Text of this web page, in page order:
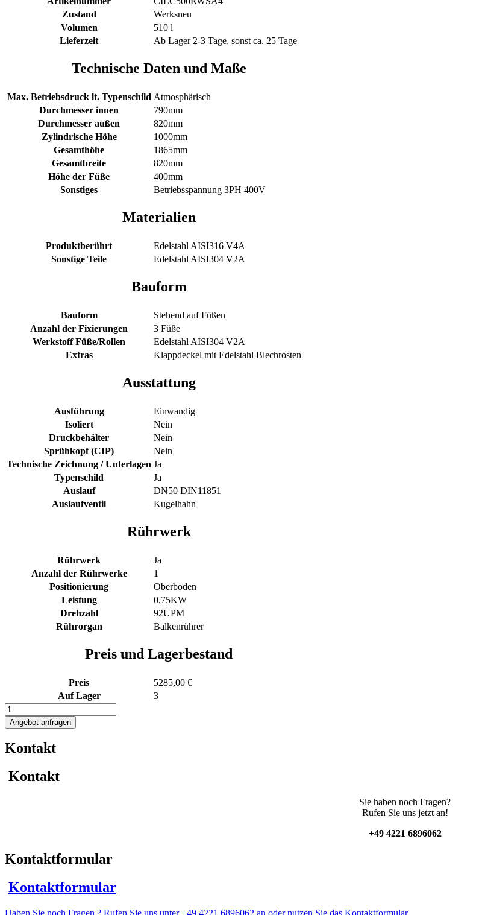
Zustand
Werksneu
Volumen
510 l
Lieferzeit
Ab Lager 2-3 Tage, sonst ca. 25 Tage
Technische Daten und Maße
Max. Betriebsdruck lt. Typenschild Atmosphärisch
Durchmesser innen
790mm
Durchmesser außen
820mm
Zylindrische Höhe
1000mm
Gesamthöhe
1865mm
Gesamtbreite
820mm
Höhe der Füße
400mm
Sonstiges
Betriebsspannung 3PH 400V
Materialien
Produktberührt
Edelstahl AISI316 V4A
Sonstige Teile
Edelstahl AISI304 V2A
Bauform
Bauform
Stehend auf Füßen
Anzahl der Fixierungen
3 Füße
Werkstoff Füße/Rollen
Edelstahl AISI304 V2A
Extras
Klappdeckel mit Edelstahl Blechrosten
Ausstattung
Ausführung
Einwandig
Isoliert
Nein
Druckbehälter
Nein
Sprühkopf (CIP)
Nein
Technische Zeichnung / Unterlagen Ja
Typenschild
Ja
Auslauf
DN50 DIN11851
Auslaufventil
Kugelhahn
Rührwerk
Rührwerk
Ja
Anzahl der Rührwerke
1
Positionierung
Oberboden
Leistung
0,75KW
Drehzahl
92UPM
Rührorgan
Balkenrührer
Preis und Lagerbestand
Preis
5285,00 €
Auf Lager
3
510L
Edelstahl
Rührwerksbehälter
Balkenrührwerk
Angebot anfragen
Kontakt
Kontakt
Sie haben noch Fragen?
Rufen Sie uns jetzt an!
+49 4221 6896062
Kontaktformular
Kontaktformular
Haben Sie noch Fragen ? Rufen Sie uns unter +49 4221 6896062 an oder nutzen Sie das Kontaktformular